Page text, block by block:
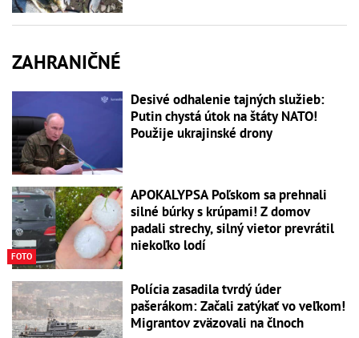
ZAHRANIČNÉ
Desivé odhalenie tajných služieb:
Putin chystá útok na štáty NATO!
Použije ukrajinské drony
FOTO
APOKALYPSA Poľskom sa prehnali
silné búrky s krúpami! Z domov
padali strechy, silný vietor prevrátil
niekoľko lodí
Polícia zasadila tvrdý úder
pašerákom: Začali zatýkať vo veľkom!
Migrantov zväzovali na člnoch